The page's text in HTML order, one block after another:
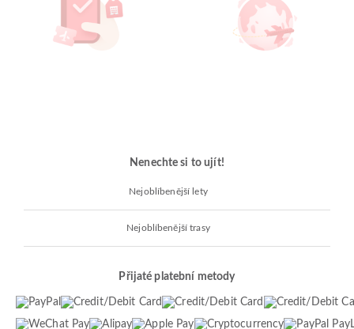
Nenechte si to ujít!
Nejoblíbenější lety
Nejoblíbenější trasy
Přijaté platební metody